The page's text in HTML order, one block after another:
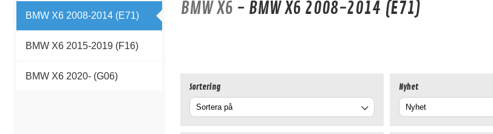
BMW X6 2008-2014 (E71)
BMW X6 2015-2019 (F16)
BMW X6 2020- (G06)
BMW X6 - BMW X6 2008-2014 (E71)
Sortering Nyhet